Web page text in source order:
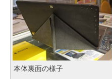
本体裏面の様子